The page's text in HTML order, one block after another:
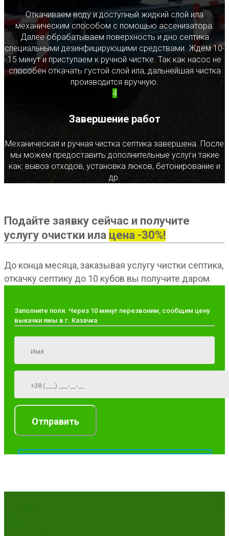
Откачиваем воду и доступный жидкий слой ила
механическим способом с помощью ассенизатора.
Далее обрабатываем поверхность и дно септика
специальными дезинфицирующими средствами. Ждем 10-
15 минут и приступаем к ручной чистке. Так как насос не
способен откачать густой слой ила, дальнейшая чистка
производится вручную.
4
Завершение работ
Механическая и ручная чистка септика завершена. После
мы можем предоставить дополнительные услуги такие
как: вывоз отходов, установка люков, бетонирование и
др.
Подайте заявку сейчас и получите
услугу очистки ила цена -30%!
До конца месяца, заказывая услугу чистки септика,
откачку септику до 10 кубов вы получите даром.
Заполните поля. Через 10 минут перезвоним, сообщим цену
выкачки ямы в г. Казачка